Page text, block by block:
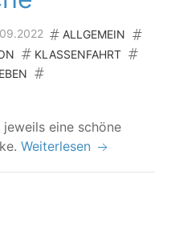
ALLGEMEIN
KLASSENFAHRT
eine schö­ne
Weiterlesen